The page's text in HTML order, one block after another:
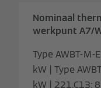
Nominaal
werkpunt A7/
Type AWBT-M-
kW | Type
kW | 221.C13: